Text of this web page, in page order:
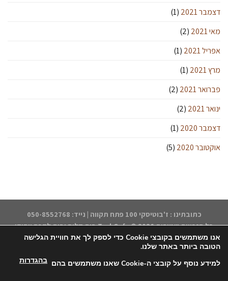
דצמבר 2021
(1)
מאי 2021
(2)
אפריל 2021
(1)
מרץ 2021
(1)
פברואר 2021
(2)
ינואר 2021
(2)
דצמבר 2020
(1)
אוקטובר 2020
(5)
כתובתינו : ז'בוטיסקי 100 פתח תקווה | נייד: 050-8552768
כל הזכויות שמורות 2026 ©
TsukCafe בית קליה ובית לקפה ייחודי
אנו משתמשים בקובצי Cookie כדי לספק לך את חוויית הגלישה
הטובה ביותר באתר שלנו.
למידע נוסף על קובצי ה-Cookie שאנו משתמשים בהם
בהגדרות